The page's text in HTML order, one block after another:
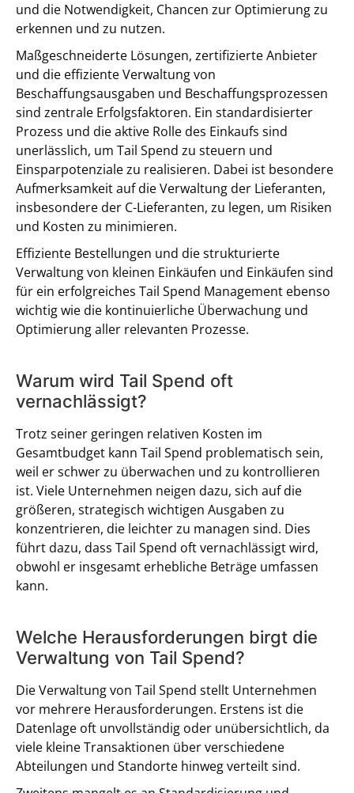
und die Notwendigkeit, Chancen zur Optimierung zu
erkennen und zu nutzen.
Maßgeschneiderte Lösungen, zertifizierte Anbieter
und die effiziente Verwaltung von
Beschaffungsausgaben und Beschaffungsprozessen
sind zentrale Erfolgsfaktoren. Ein standardisierter
Prozess und die aktive Rolle des Einkaufs sind
unerlässlich, um Tail Spend zu steuern und
Einsparpotenziale zu realisieren. Dabei ist besondere
Aufmerksamkeit auf die Verwaltung der Lieferanten,
insbesondere der C-Lieferanten, zu legen, um Risiken
und Kosten zu minimieren.
Effiziente Bestellungen und die strukturierte
Verwaltung von kleinen Einkäufen und Einkäufen sind
für ein erfolgreiches Tail Spend Management ebenso
wichtig wie die kontinuierliche Überwachung und
Optimierung aller relevanten Prozesse.
Warum wird Tail Spend oft
vernachlässigt?
Trotz seiner geringen relativen Kosten im
Gesamtbudget kann Tail Spend problematisch sein,
weil er schwer zu überwachen und zu kontrollieren
ist. Viele Unternehmen neigen dazu, sich auf die
größeren, strategisch wichtigen Ausgaben zu
konzentrieren, die leichter zu managen sind. Dies
führt dazu, dass Tail Spend oft vernachlässigt wird,
obwohl er insgesamt erhebliche Beträge umfassen
kann.
Welche Herausforderungen birgt die
Verwaltung von Tail Spend?
Die Verwaltung von Tail Spend stellt Unternehmen
vor mehrere Herausforderungen. Erstens ist die
Datenlage oft unvollständig oder unübersichtlich, da
viele kleine Transaktionen über verschiedene
Abteilungen und Standorte hinweg verteilt sind.